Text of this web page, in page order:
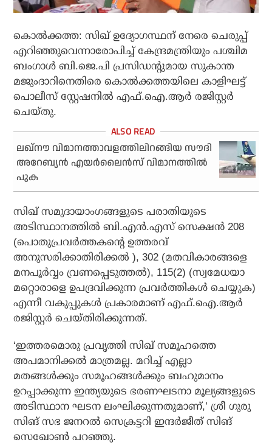
കൊൽക്കത്ത: സിഖ് ഉദ്യോഗസ്ഥന് നേരെ ചെരുപ്പ്
എറിഞ്ഞുവെന്നാരോപിച്ച് കേന്ദ്രമന്ത്രിയും പശ്ചിമ
ബംഗാൾ ബി.ജെ.പി പ്രസിഡന്റുമായ സുകാന്ത
മജുംദാറിനെതിരെ കൊൽക്കത്തയിലെ കാളിഘട്ട്
പൊലീസ് സ്റ്റേഷനിൽ എഫ്‌.ഐ.ആർ രജിസ്റ്റർ
ചെയ്തു.
ലഖ്നൗ വിമാനത്താവളത്തിലിറങ്ങിയ സൗദി
അറേബ്യൻ എയര്‍ലൈന്‍സ് വിമാനത്തില്‍
പുക
സിഖ് സമുദായാംഗങ്ങളുടെ പരാതിയുടെ
അടിസ്ഥാനത്തിൽ ബി.എൻ.എസ് സെക്ഷൻ 208
(പൊതുപ്രവർത്തകന്റെ ഉത്തരവ്
അനുസരിക്കാതിരിക്കൽ ), 302 (മതവികാരങ്ങളെ
മനപൂർവ്വം വ്രണപ്പെടുത്തൽ), 115(2) (സ്വമേധയാ
മറ്റൊരാളെ ഉപദ്രവിക്കുന്ന പ്രവർത്തികൾ ചെയ്യുക)
എന്നീ വകുപ്പുകൾ പ്രകാരമാണ് എഫ്‌.ഐ.ആർ
രജിസ്റ്റർ ചെയ്തിരിക്കുന്നത്.
‘ഇത്തരമൊരു പ്രവൃത്തി സിഖ് സമൂഹത്തെ
അപമാനിക്കൽ മാത്രമല്ല. മറിച്ച് എല്ലാ
മതങ്ങൾക്കും സമൂഹങ്ങൾക്കും ബഹുമാനം
ഉറപ്പാക്കുന്ന ഇന്ത്യയുടെ ഭരണഘടനാ മൂല്യങ്ങളുടെ
അടിസ്ഥാന ഘടന ലംഘിക്കുന്നതുമാണ്,’ ശ്രീ ഗുരു
സിങ് സഭ ജനറൽ സെക്രട്ടറി ഇന്ദർജീത് സിങ്
സെഖോൺ പറഞ്ഞു.